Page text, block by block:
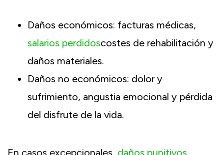
Daños económicos: facturas médicas,
salarios perdidoscostes de rehabilitación y
daños materiales.
Daños no económicos: dolor y
sufrimiento, angustia emocional y pérdida
del disfrute de la vida.
En casos excepcionales, daños punitivos